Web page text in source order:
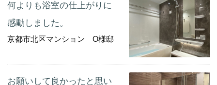
何よりも浴室の仕上がりに
感動しました。
京都市北区マンション O様邸
お願いして良かったと思い